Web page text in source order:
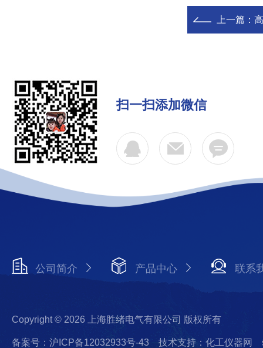
上一篇：
扫一扫添加微信
公司简介 产品中心 联系
Copyright © 2026 上海胜绪电气有限公司 版权所有
备案号：沪ICP备12032933号-43 技术支持：化工仪器网